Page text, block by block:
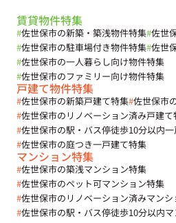
賃貸物件特集
#佐世保市の新築・築浅物件特集#佐世
#佐世保市の駐車場付き物件特集#佐世
#佐世保市の一人暮らし向け物件特集
#佐世保市のファミリー向け物件特集
戸建て物件特集
#佐世保市の新築戸建て特集#佐世保市
#佐世保市のリノベーション済み戸建て
#佐世保市の駅・バス停徒歩10分以内
#佐世保市の庭つき一戸建て特集
マンション特集
#佐世保市の築浅マンション特集
#佐世保市のペット可マンション特集
#佐世保市のリノベーション済みマンシ
#佐世保市の駅・バス停徒歩10分以内